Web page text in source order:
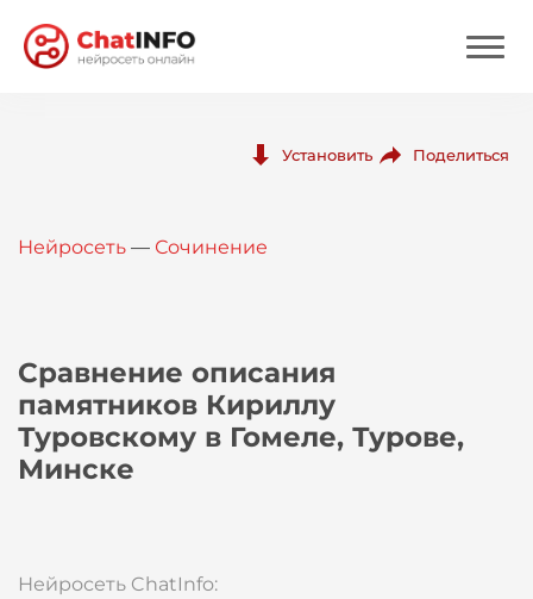
Вход
Установить Поделиться
Нейросеть — Сочинение
Сравнение описания
памятников Кириллу
Туровскому в Гомеле, Турове,
Минске
Нейросеть ChatInfo: